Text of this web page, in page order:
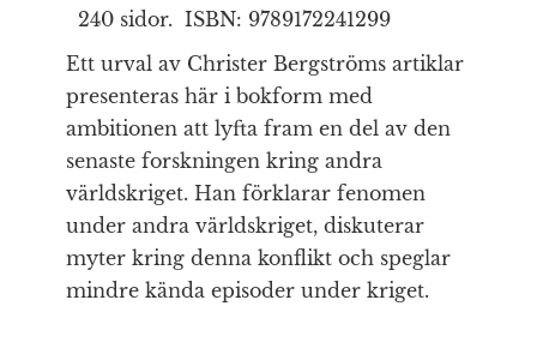
240 sidor. ISBN: 9789172241299
Ett urval av Christer Bergströms artiklar
presenteras här i bokform med
ambitionen att lyfta fram en del av den
senaste forskningen kring andra
världskriget. Han förklarar fenomen
under andra världskriget, diskuterar
myter kring denna konflikt och speglar
mindre kända episoder under kriget.